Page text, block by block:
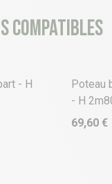
compatibles
- H
Poteau
- H
69,60 €